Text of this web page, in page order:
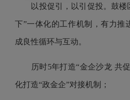
以投促引，以引促投。鼓楼
下”一体化的工作机制，有力推
成良性循环与互动。
历时5年打造“金企沙龙 共促
化打造“政金企”对接机制；